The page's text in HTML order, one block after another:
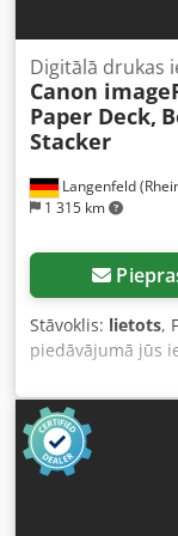
located in Riga,
worldwide.
Langenfeld
1 315 km
Digitālā drukas
Canon
Paper Deck,
Stacker
Stāvoklis: lietots,
piedāvājumā jūs
“Canon
imagePRESS
kontrolieris
Booklet Finisher
nepieciešamā